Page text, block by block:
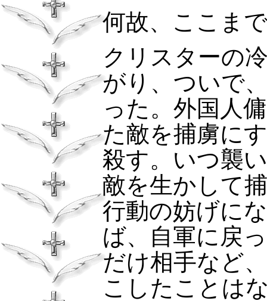
何故、ここま
クリスターの
がり、ついで
った。外国人
た敵を捕虜に
殺す。いつ襲
敵を生かして
行動の妨げに
ば、自軍に戻
だけ相手など
こしたことは